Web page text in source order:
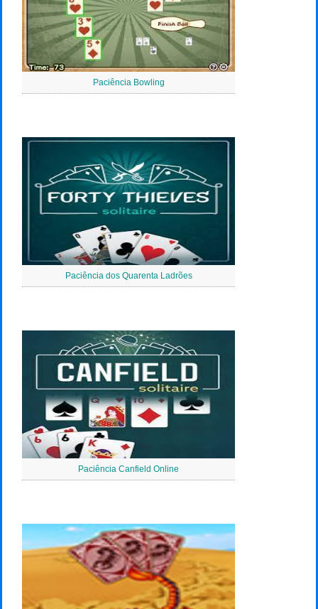
Paciência Bowling
Paciência dos Quarenta Ladrões
Paciência Canfield Online